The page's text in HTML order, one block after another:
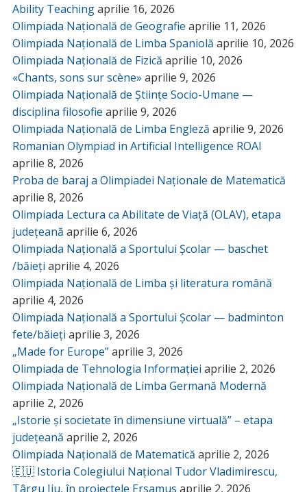
Ability Teachingaprilie 16, 2026
Olimpiada Națională de Geografie aprilie 11, 2026
Olimpiada Națională de Limba Spaniolă aprilie 10, 2026
Olimpiada Națională de Fizică aprilie 10, 2026
«Chants, sons sur scène» aprilie 9, 2026
Olimpiada Națională de Științe Socio-Umane —
disciplina filosofie aprilie 9, 2026
Olimpiada Națională de Limba Engleză aprilie 9, 2026
Romanian Olympiad in Artificial Intelligence ROAI
aprilie 8, 2026
Proba de baraj a Olimpiadei Naționale de Matematică
aprilie 8, 2026
Olimpiada Lectura ca Abilitate de Viață (OLAV), etapa
județeană aprilie 6, 2026
Olimpiada Națională a Sportului Școlar — baschet
/băieți aprilie 4, 2026
Olimpiada Națională de Limba și literatura română
aprilie 4, 2026
Olimpiada Națională a Sportului Școlar — badminton
fete/băieți aprilie 3, 2026
„Made for Europe”aprilie 3, 2026
Olimpiada de Tehnologia Informației aprilie 2, 2026
Olimpiada Națională de Limba Germană Modernă
aprilie 2, 2026
„Istorie și societate în dimensiune virtuală” – etapa
județeană aprilie 2, 2026
Olimpiada Națională de Matematică aprilie 2, 2026
🇪🇺 Istoria Colegiului Național Tudor Vladimirescu,
Târgu Jiu, în proiectele Ersamus aprilie 2, 2026